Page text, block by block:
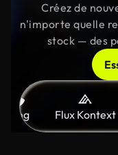
Créez de
n'importe quelle
stock — des
Kling Flux Kontext